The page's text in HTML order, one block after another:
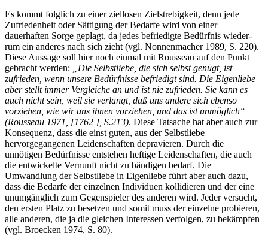
Es kommt folglich zu einer ziellosen Zielstrebigkeit, denn jede
Zufriedenheit oder Sättigung der Bedarfe wird von einer
dauerhaften Sorge geplagt, da jedes befriedigte Bedürfnis wieder­
rum ein anderes nach sich zieht (vgl. Nonnenmacher 1989, S. 220).
Diese Aussage soll hier noch einmal mit Rousseau auf den Punkt
gebracht werden:
„Die Selbstliebe, die sich selbst genügt, ist
zufrieden, wenn unsere Bedürfnisse befriedigt sind. Die Eigenliebe
aber stellt immer Vergleiche an und ist nie zufrieden. Sie kann es
auch nicht sein, weil sie verlangt, daß uns andere sich ebenso
vorziehen, wie wir uns ihnen vorziehen, und das ist unmöglich“
(Rousseau 1971, [1762 ], S.213). Diese Tatsache hat aber auch zur
Konsequenz, dass die einst guten, aus der Selbstliebe
hervorgegangenen Leidenschaften depravieren. Durch die
unnötigen Bedürfnisse entstehen heftige Leidenschaften, die auch
die entwickelte Vernunft nicht zu bändigen bedarf. Die
Umwandlung der Selbstliebe in Eigenliebe führt aber auch dazu,
dass die Bedarfe der einzelnen Individuen kollidieren und der eine
unumgänglich zum Gegenspieler des anderen wird. Jeder versucht,
den ersten Platz zu besetzen und somit muss der einzel­ne probieren,
alle anderen, die ja die gleichen Interessen verfolgen, zu bekämpfen
(vgl. Broecken 1974, S. 80).